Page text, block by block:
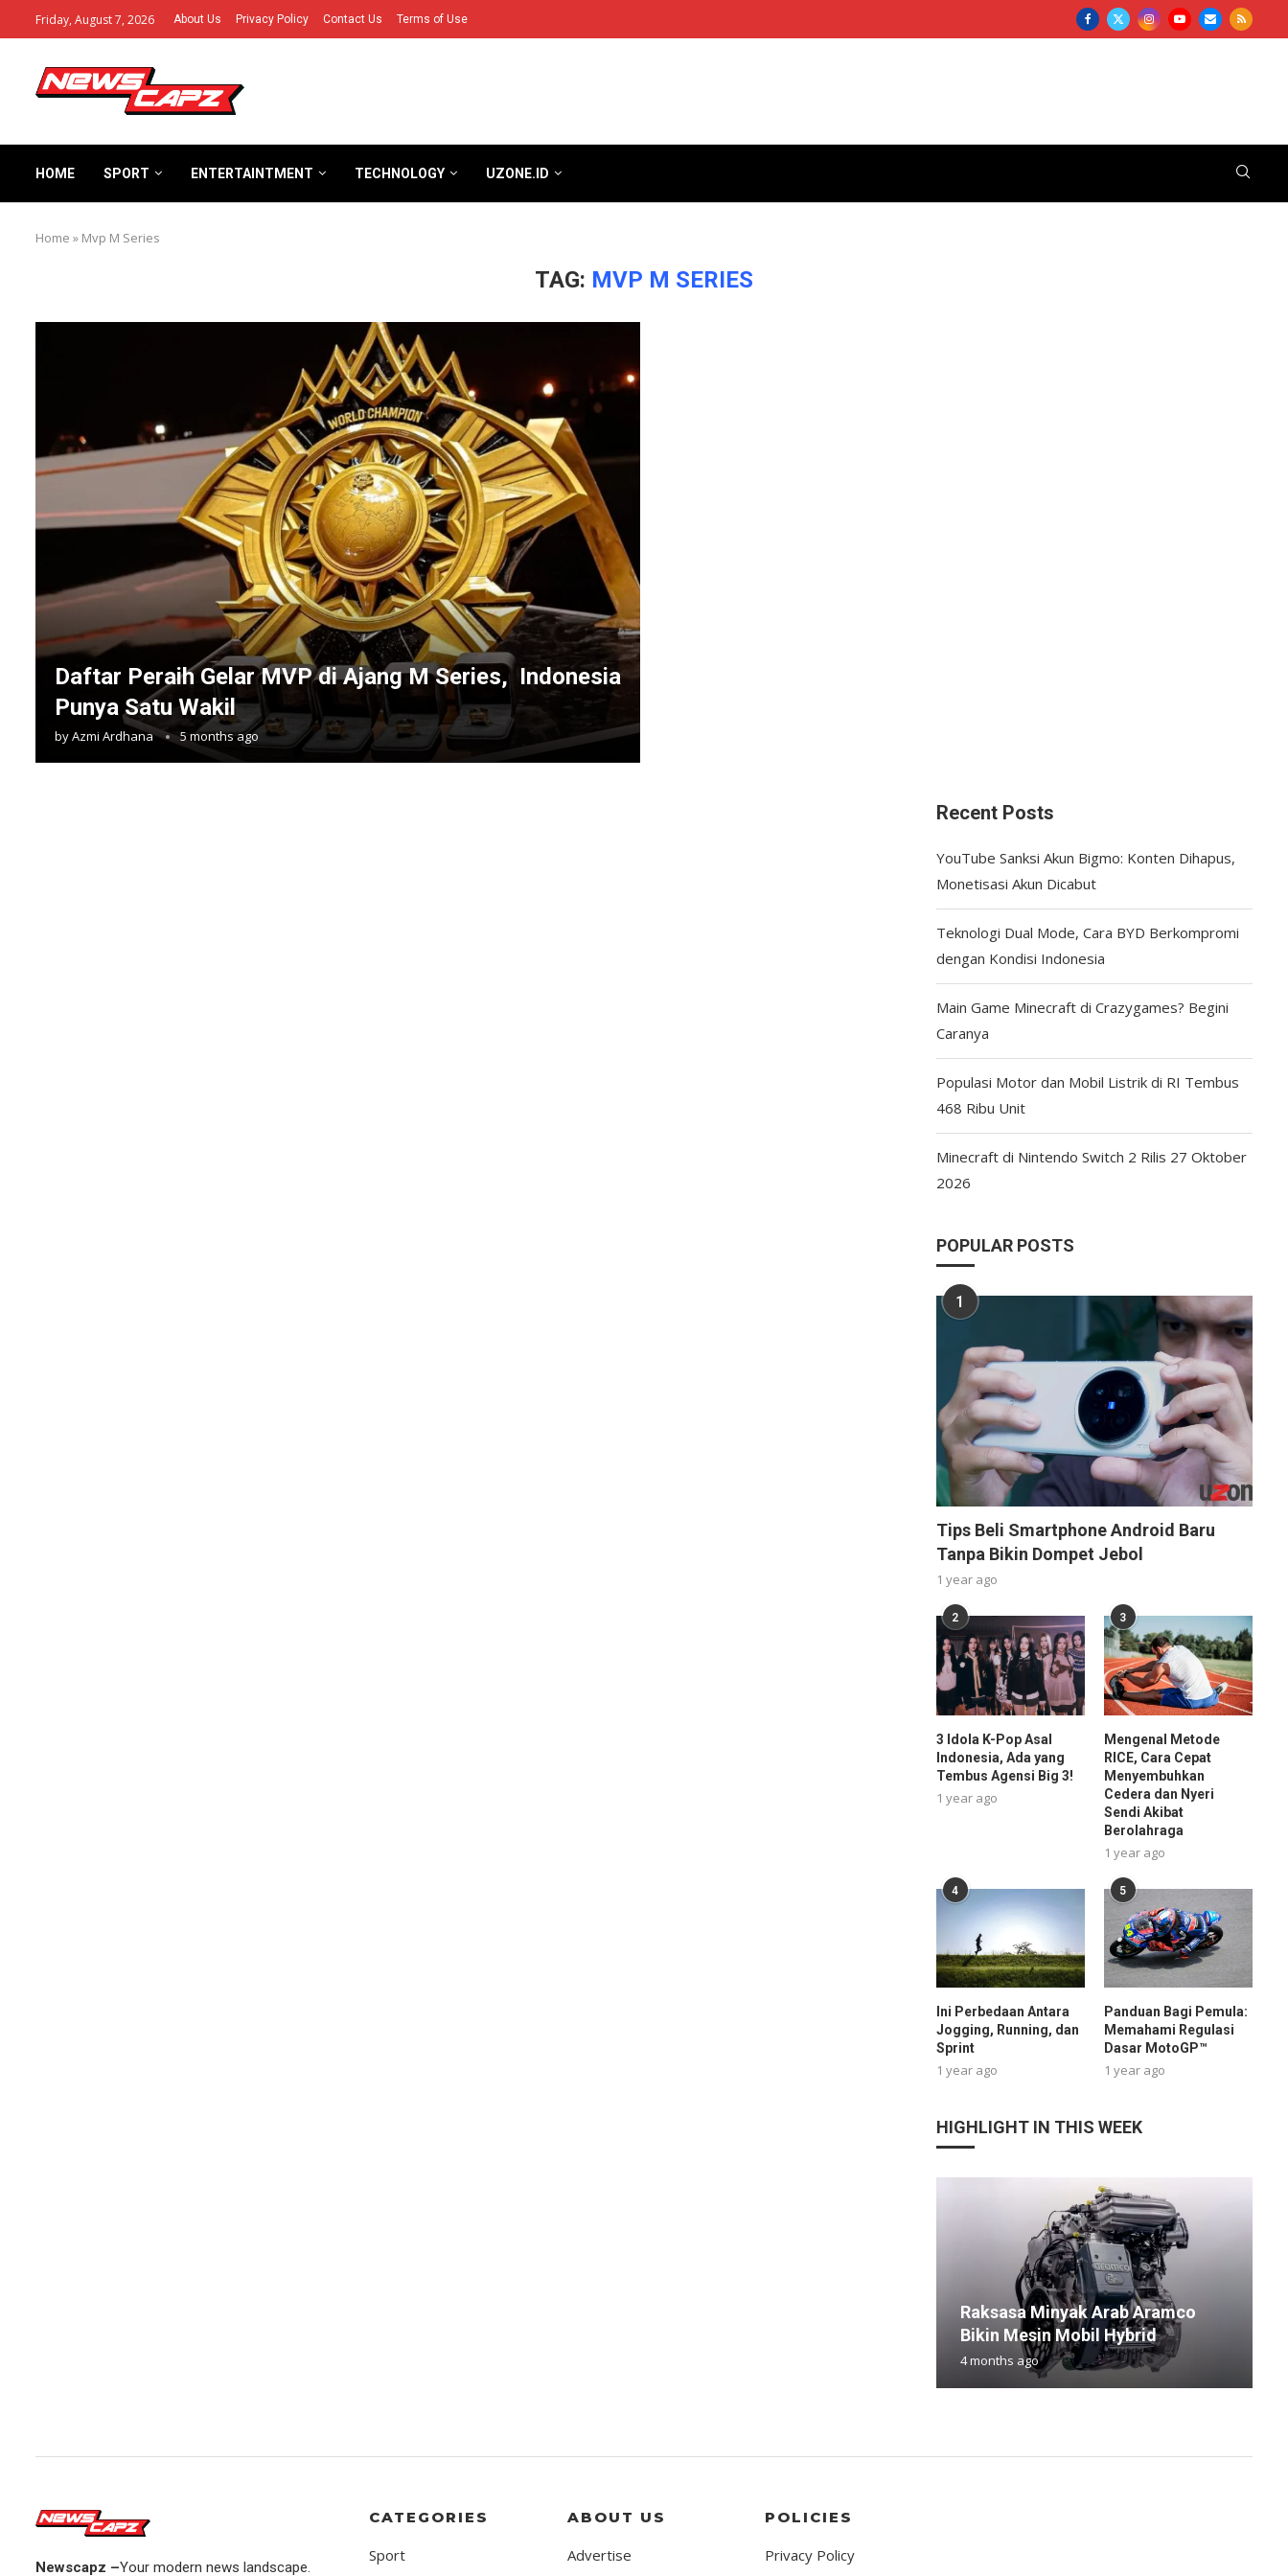
Friday, August 7, 2026 About Us Privacy Policy Contact Us Terms of Use
HOME SPORT ENTERTAINTMENT TECHNOLOGY UZONE.ID
Home » Mvp M Series
TAG: MVP M SERIES
Daftar Peraih Gelar MVP di Ajang M Series, Indonesia
Punya Satu Wakil
byAzmi Ardhana 5 months ago
Recent Posts
YouTube Sanksi Akun Bigmo: Konten Dihapus,
Monetisasi Akun Dicabut
Teknologi Dual Mode, Cara BYD Berkompromi
dengan Kondisi Indonesia
Main Game Minecraft di Crazygames? Begini
Caranya
Populasi Motor dan Mobil Listrik di RI Tembus
468 Ribu Unit
Minecraft di Nintendo Switch 2 Rilis 27 Oktober
2026
POPULAR POSTS
1
Tips Beli Smartphone Android Baru
Tanpa Bikin Dompet Jebol
1 year ago
2
3 Idola K-Pop Asal
Indonesia, Ada yang
Tembus Agensi Big 3!
1 year ago
3
Mengenal Metode
RICE, Cara Cepat
Menyembuhkan
Cedera dan Nyeri
Sendi Akibat
Berolahraga
1 year ago
4
Ini Perbedaan Antara
Jogging, Running, dan
Sprint
1 year ago
5
Panduan Bagi Pemula:
Memahami Regulasi
Dasar MotoGP™
1 year ago
HIGHLIGHT IN THIS WEEK
Raksasa Minyak Arab Aramco
Bikin Mesin Mobil Hybrid
4 months ago
Newscapz –Your modern news landscape.
CATEGORIES
Sport
ABOUT US
Advertise
POLICIES
Privacy Policy